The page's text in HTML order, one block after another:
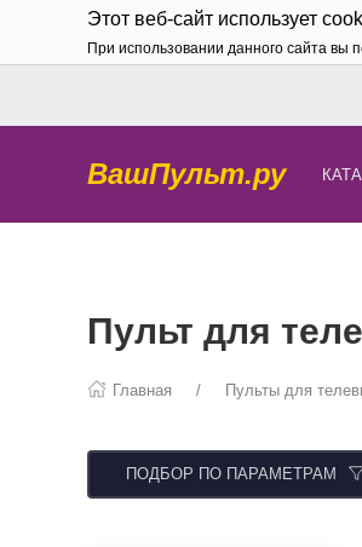
Этот веб-сайт использует
При использовании данного сайта вы
ВашПульт.ру
Пульт для
Главная Пульты для
ПОДБОР ПО ПАРАМЕТРАМ